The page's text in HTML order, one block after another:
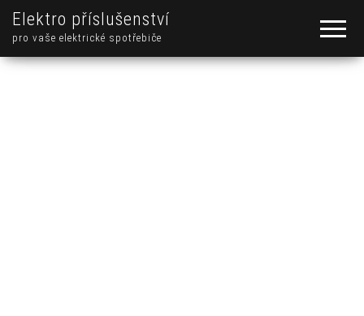
Elektro příslušenství
pro vaše elektrické spotřebiče